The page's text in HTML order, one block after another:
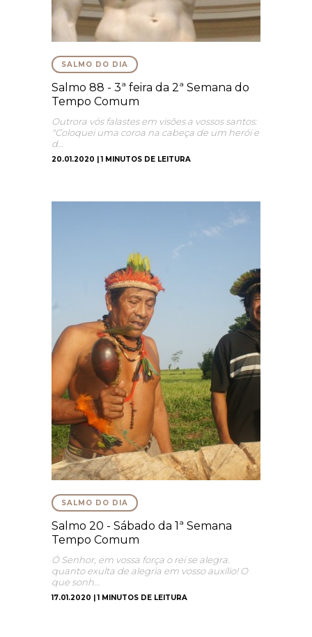
SALMO DO DIA
Salmo 88 - 3ª feira da 2ª Semana do
Tempo Comum
Outrora vós falastes em visões a vossos santos:
"Coloquei uma coroa na cabeça de um herói e
d…
20.01.2020 | 1 MINUTOS DE LEITURA
SALMO DO DIA
Salmo 20 - Sábado da 1ª Semana
Tempo Comum
Ó Senhor, em vossa força o rei se alegra.
quanto exulta de alegria em vosso auxílio! O
que sonh…
17.01.2020 | 1 MINUTOS DE LEITURA